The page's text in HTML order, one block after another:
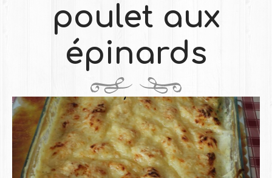
poulet aux
épinards